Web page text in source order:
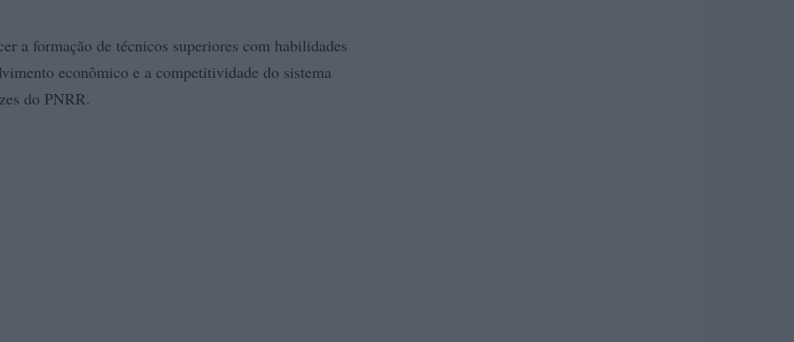
a formação de técnicos superiores com habilidades
econômico e a competitividade do sistema
do PNRR.